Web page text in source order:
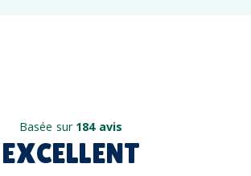
Basée sur 184 avis
EXCELLENT